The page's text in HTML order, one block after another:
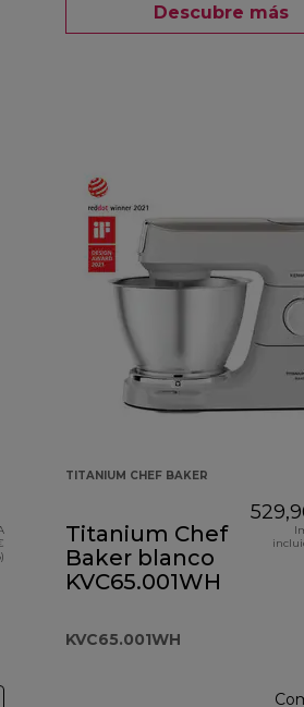
Descubre más
TITANIUM CHEF BAKER
Titanium Chef
Baker blanco
KVC65.001WH
KVC65.001WH